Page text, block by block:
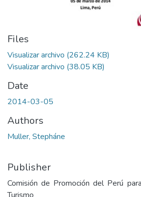
Files
Visualizar archivo (262.24 KB)
Visualizar archivo (38.05 KB)
Date
2014-03-05
Authors
Muller, Stepháne
Publisher
Comisión de Promoción del Perú